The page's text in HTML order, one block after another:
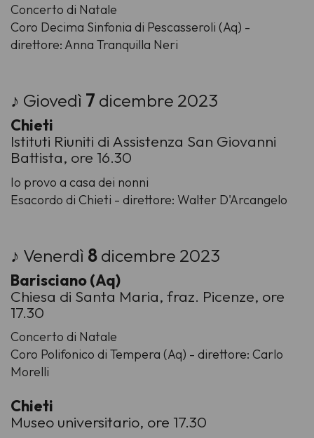
Concerto di Natale
Coro Decima Sinfonia di Pescasseroli (Aq) -
direttore: Anna Tranquilla Neri
♪ Giovedì 7 dicembre 2023
Chieti
Istituti Riuniti di Assistenza San Giovanni
Battista, ore 16.30
Io provo a casa dei nonni
Esacordo di Chieti - direttore: Walter D'Arcangelo
♪ Venerdì 8dicembre 2023
Barisciano (Aq)
Chiesa di Santa Maria, fraz. Picenze, ore
17.30
Concerto di Natale
Coro Polifonico di Tempera (Aq) - direttore: Carlo
Morelli
Chieti
Museo universitario, ore 17.30